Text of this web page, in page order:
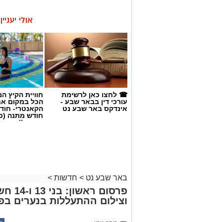
קרדיט: משטרת ישראל
שוטרי המחוז הדרומי
מג"ב ממשיכים להנחית
אולי
☎ לחצו כאן לרשימת
עורכי דין בבאר שבע -
אינדקס באר שבע נט
חוויית הקיץ
הכל במקום
הקאנטרי-
חודש מתנה
החגים!)
באר שבע נט > חדשות >
וצילום ההתעללות בנערים